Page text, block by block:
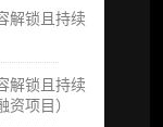
解锁且持续
解锁且持续
项目）